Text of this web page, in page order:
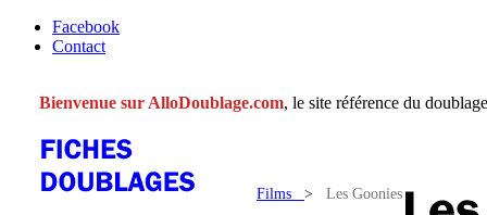
Facebook
Contact
Bienvenue sur AlloDoublage.com, le site référence du
Films > Les Goonies